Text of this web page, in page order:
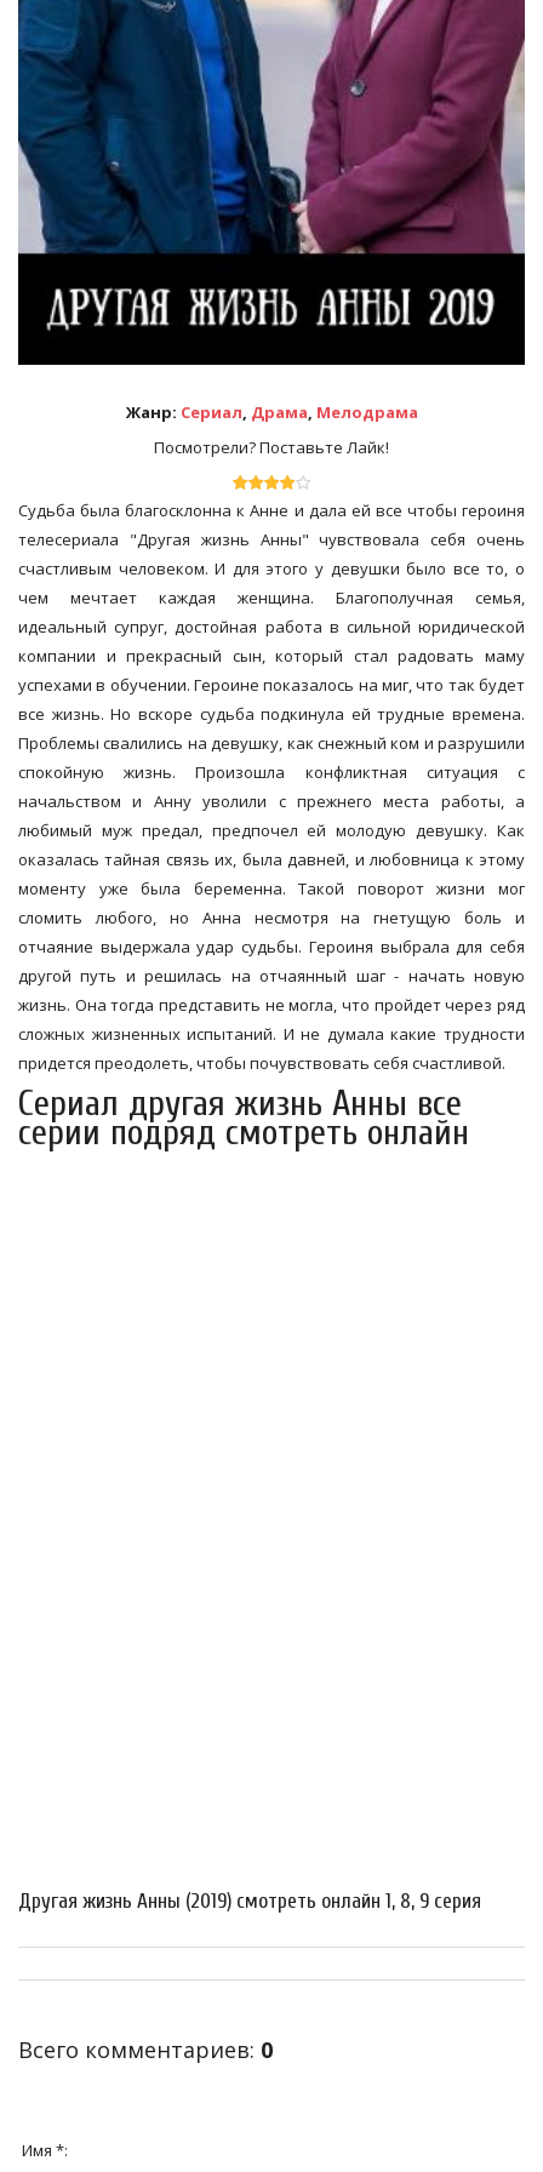
Жанр: Сериал, Драма, Мелодрама
Посмотрели? Поставьте Лайк!
Судьба была благосклонна к Анне и дала ей все чтобы героиня
телесериала "Другая жизнь Анны" чувствовала себя очень
счастливым человеком. И для этого у девушки было все то, о
чем мечтает каждая женщина. Благополучная семья,
идеальный супруг, достойная работа в сильной юридической
компании и прекрасный сын, который стал радовать маму
успехами в обучении. Героине показалось на миг, что так будет
все жизнь. Но вскоре судьба подкинула ей трудные времена.
Проблемы свалились на девушку, как снежный ком и разрушили
спокойную жизнь. Произошла конфликтная ситуация с
начальством и Анну уволили с прежнего места работы, а
любимый муж предал, предпочел ей молодую девушку. Как
оказалась тайная связь их, была давней, и любовница к этому
моменту уже была беременна. Такой поворот жизни мог
сломить любого, но Анна несмотря на гнетущую боль и
отчаяние выдержала удар судьбы. Героиня выбрала для себя
другой путь и решилась на отчаянный шаг - начать новую
жизнь. Она тогда представить не могла, что пройдет через ряд
сложных жизненных испытаний. И не думала какие трудности
придется преодолеть, чтобы почувствовать себя счастливой.
Сериал другая жизнь Анны все
серии подряд смотреть онлайн
Другая жизнь Анны (2019) смотреть онлайн 1, 8, 9 серия
Всего комментариев: 0
Имя *: